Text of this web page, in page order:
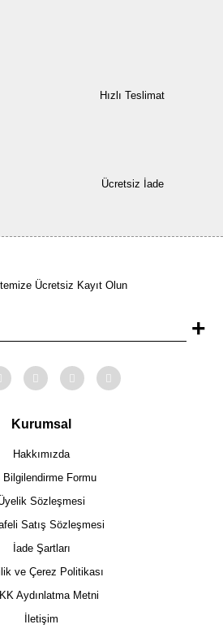
Hızlı Teslimat
Ücretsiz İade
Ücretsiz Kayıt Olun
+
Kurumsal
Hakkımızda
Bilgilendirme Formu
Sözleşmesi
Satış Sözleşmesi
İade Şartları
ve Çerez Politikası
Aydınlatma Metni
İletişim